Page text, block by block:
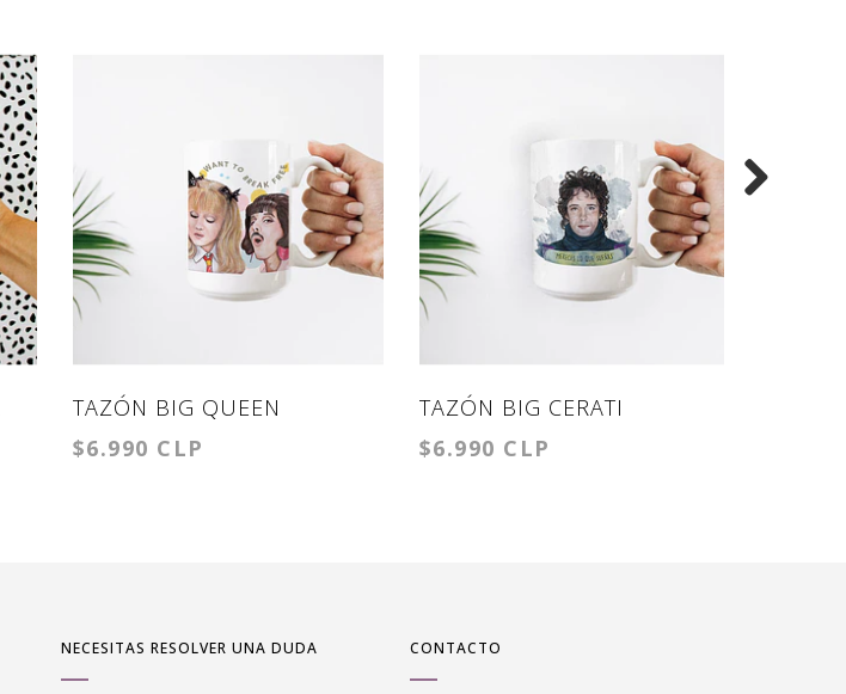
TAZÓN BIG QUEEN
$6.990 CLP
TAZÓN BIG CERATI
$6.990 CLP
NECESITAS RESOLVER UNA DUDA CONTACTO